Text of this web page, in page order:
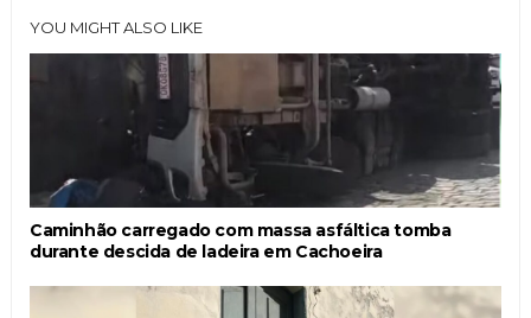
YOU MIGHT ALSO LIKE
Caminhão carregado com massa asfáltica tomba
durante descida de ladeira em Cachoeira